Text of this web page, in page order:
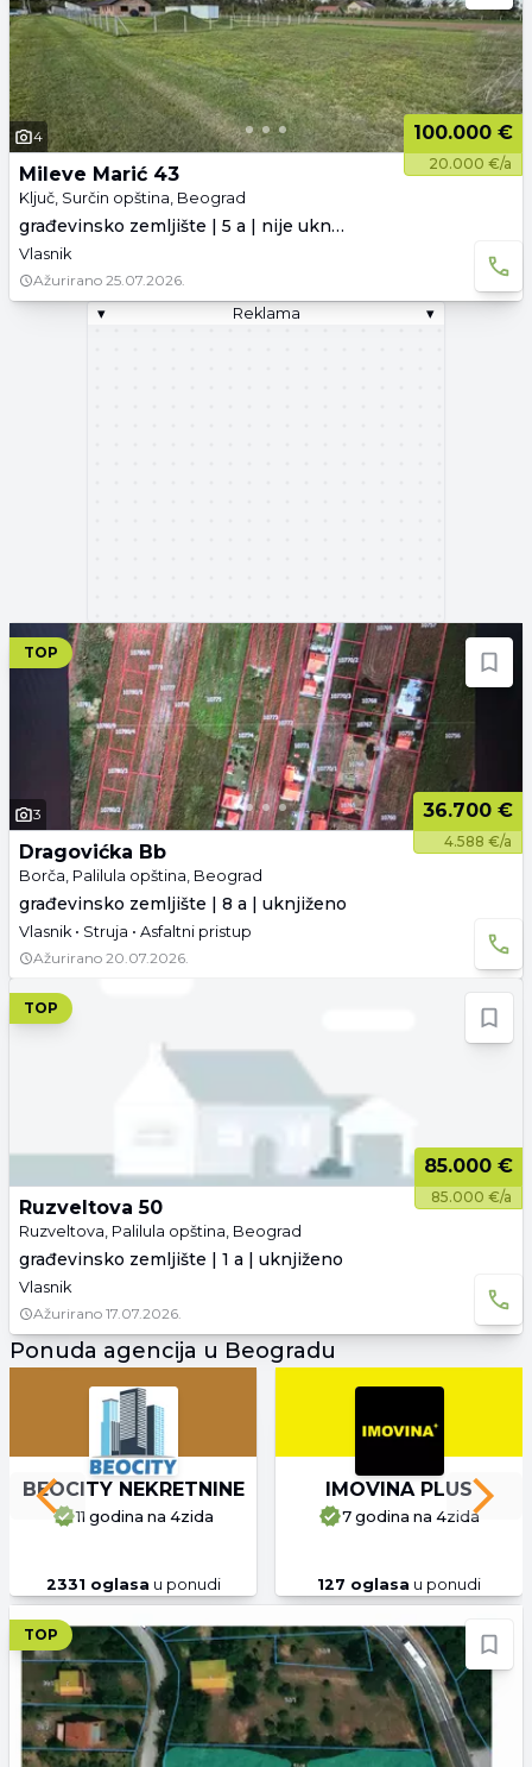
4 100.000 €
20.000 €/a
Mileve Marić 43
Ključ, Surčin opština, Beograd
građevinsko zemljište | 5 a | nije uknjiženo
Vlasnik
Ažurirano 25.07.2026.
▾
Reklama ▾
TOP
3 36.700 €
4.588 €/a
Dragovićka Bb
Borča, Palilula opština, Beograd
građevinsko zemljište | 8 a | uknjiženo
Vlasnik • Struja • Asfaltni pristup
Ažurirano 20.07.2026.
TOP
85.000 €
85.000 €/a
Ruzveltova 50
Ruzveltova, Palilula opština, Beograd
građevinsko zemljište | 1 a | uknjiženo
Vlasnik
Ažurirano 17.07.2026.
Ponuda agencija u Beogradu
BEOCITY NEKRETNINE
11 godina na 4zida
2331 oglasa u ponudi
IMOVINA PLUS
7 godina na 4zida
127 oglasa u ponudi
Previous slide Next
TOP